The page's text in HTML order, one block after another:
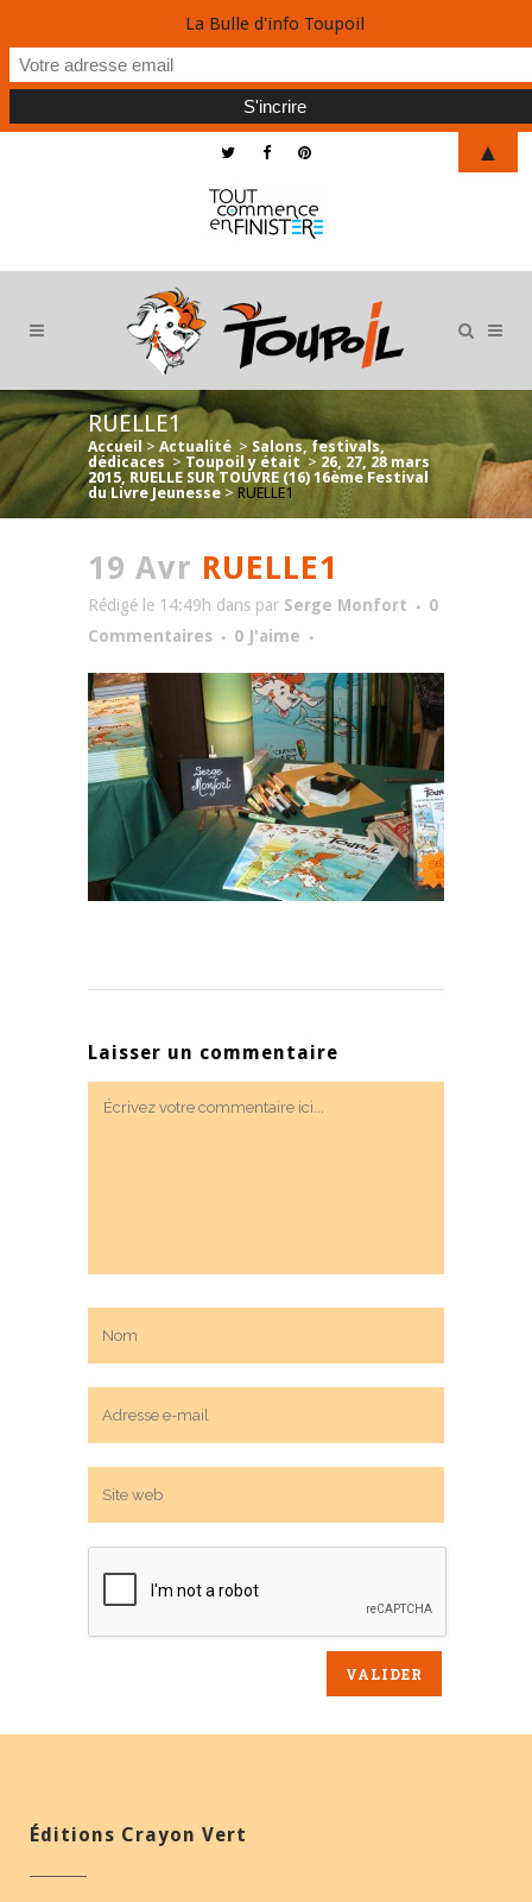
RUELLE1
Accueil > Actualité > Salons, festivals,
dédicaces > Toupoil y était > 26, 27, 28 mars
2015, RUELLE SUR TOUVRE (16) 16ème Festival
du Livre Jeunesse > RUELLE1
19 Avr RUELLE1
Rédigé le 14:49h dans par Serge Monfort
0
Commentaires
0 J'aime
Laisser un commentaire
Éditions Crayon Vert
La Bulle d'info Toupoil
▲